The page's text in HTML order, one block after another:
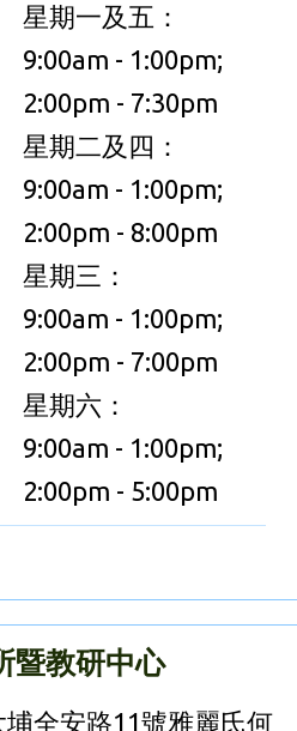
星期一及五：
9:00am - 1:00pm;
2:00pm - 7:30pm
星期二及四：
9:00am - 1:00pm;
2:00pm - 8:00pm
星期三：
9:00am - 1:00pm;
2:00pm - 7:00pm
星期六：
9:00am - 1:00pm;
2:00pm - 5:00pm
暨教研中心
埔全安路11號雅麗氏何